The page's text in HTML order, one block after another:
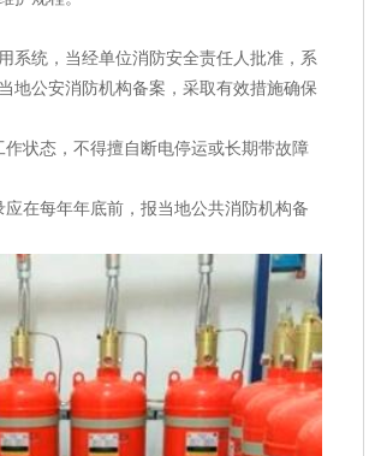
统，当经单位消防安全责任人批准，系
地公安消防机构备案，采取有效措施确保
状态，不得擅自断电停运或长期带故障
在每年年底前，报当地公共消防机构备